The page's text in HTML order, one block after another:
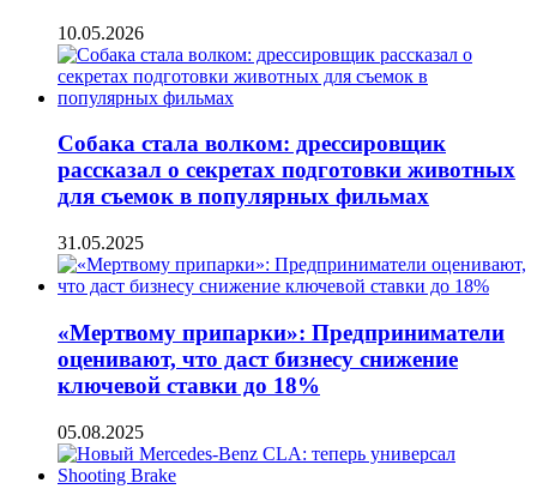
10.05.2026
Собака стала волком: дрессировщик
рассказал о секретах подготовки животных
для съемок в популярных фильмах
31.05.2025
«Мертвому припарки»: Предприниматели
оценивают, что даст бизнесу снижение
ключевой ставки до 18%
05.08.2025